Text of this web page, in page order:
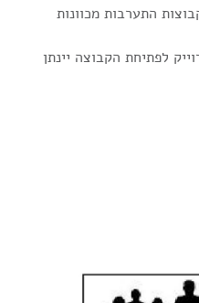
התערבות מכוונות
לפתיחת הקבוצה יינתן